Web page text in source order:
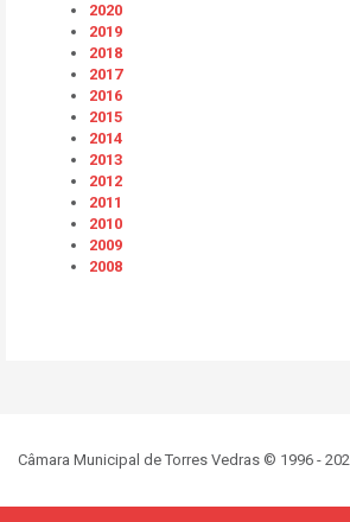
2020
2019
2018
2017
2016
2015
2014
2013
2012
2011
2010
2009
2008
Câmara Municipal de Torres Vedras © 1996 -